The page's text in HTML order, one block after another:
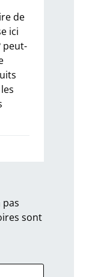
de
ici
peut-
pas
sont